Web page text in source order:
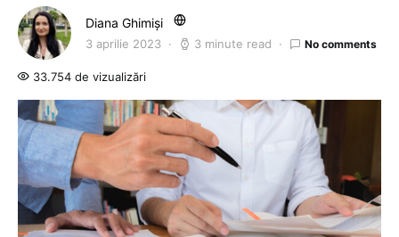
Diana Ghimiși
3 aprilie 2023 3 minute read No comments
33.754 de vizualizări